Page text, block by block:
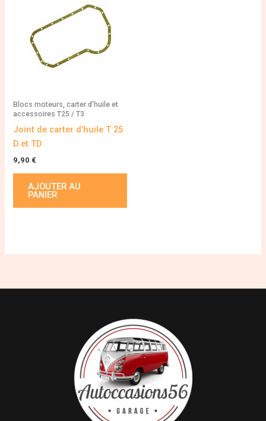
Blocs moteurs, carter d’huile et
accessoires T25 / T3
Joint de carter d’huile T 25
D et TD
9,90 €
AJOUTER AU
PANIER